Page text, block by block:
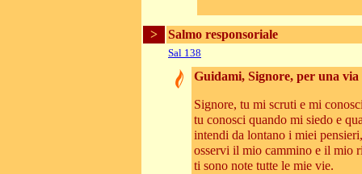
> Salmo responsoriale
Sal 138
Guidami, Signore, per una
Signore, tu mi scruti e mi
tu conosci quando mi siedo e
intendi da lontano i miei pensieri,
osservi il mio cammino e il mio
ti sono note tutte le mie vie.